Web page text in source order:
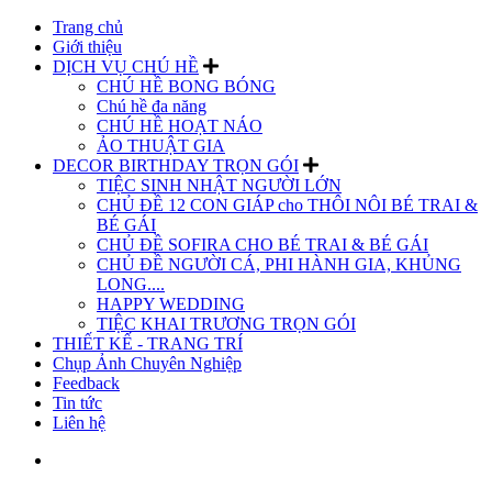
Trang chủ
Giới thiệu
DỊCH VỤ CHÚ HỀ
CHÚ HỀ BONG BÓNG
Chú hề đa năng
CHÚ HỀ HOẠT NÁO
ẢO THUẬT GIA
DECOR BIRTHDAY TRỌN GÓI
TIỆC SINH NHẬT NGƯỜI LỚN
CHỦ ĐỀ 12 CON GIÁP cho THÔI NÔI BÉ TRAI &
BÉ GÁI
CHỦ ĐỀ SOFIRA CHO BÉ TRAI & BÉ GÁI
CHỦ ĐỀ NGƯỜI CÁ, PHI HÀNH GIA, KHỦNG
LONG....
HAPPY WEDDING
TIỆC KHAI TRƯƠNG TRỌN GÓI
THIẾT KẾ - TRANG TRÍ
Chụp Ảnh Chuyên Nghiệp
Feedback
Tin tức
Liên hệ